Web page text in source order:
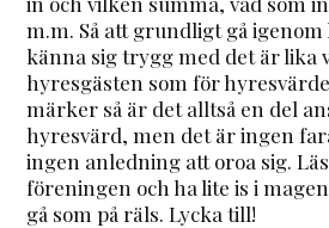
m.m. Så att grundligt gå
känna sig trygg med det är lika
hyresgästen som för
märker så är det alltså en del
hyresvärd, men det är ingen
ingen anledning att oroa sig.
föreningen och ha lite is i
gå som på räls. Lycka till!